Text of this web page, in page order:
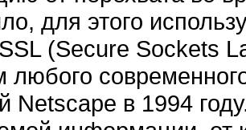
для этого
(Secure Sockets
любого
Netscape в 1994